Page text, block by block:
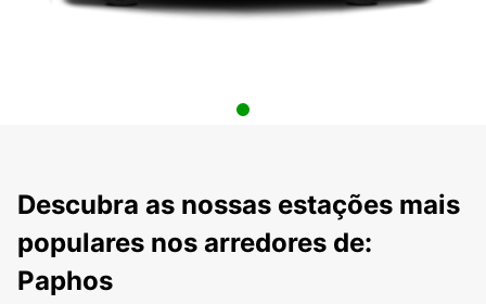
Descubra as nossas estações mais
populares nos arredores de:
Paphos